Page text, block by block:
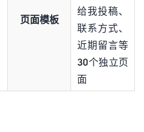
页面模板
给我投稿、
联系方式、
近期留言等
30个独立页
面